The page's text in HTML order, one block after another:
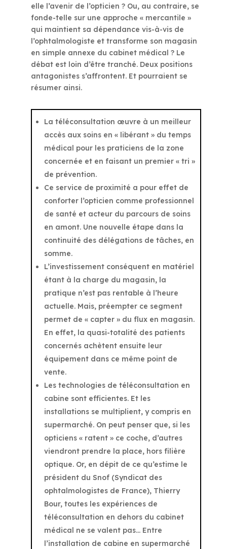
elle l’avenir de l’opticien ? Ou, au contraire, se
fonde-telle sur une approche « mercantile »
qui maintient sa dépendance vis-à-vis de
l’ophtalmologiste et transforme son magasin
en simple annexe du cabinet médical ? Le
débat est loin d’être tranché. Deux positions
antagonistes s’affrontent. Et pourraient se
résumer ainsi.
La téléconsultation œuvre à un meilleur
accès aux soins en « libérant » du temps
médical pour les praticiens de la zone
concernée et en faisant un premier « tri »
de prévention.
Ce service de proximité a pour effet de
conforter l’opticien comme professionnel
de santé et acteur du parcours de soins
en amont. Une nouvelle étape dans la
continuité des délégations de tâches, en
somme.
L’investissement conséquent en matériel
étant à la charge du magasin, la
pratique n’est pas rentable à l’heure
actuelle. Mais, préempter ce segment
permet de « capter » du flux en magasin.
En effet, la quasi-totalité des patients
concernés achètent ensuite leur
équipement dans ce même point de
vente.
Les technologies de téléconsultation en
cabine sont efficientes. Et les
installations se multiplient, y compris en
supermarché. On peut penser que, si les
opticiens « ratent » ce coche, d’autres
viendront prendre la place, hors filière
optique. Or, en dépit de ce qu’estime le
président du Snof (Syndicat des
ophtalmologistes de France), Thierry
Bour, toutes les expériences de
téléconsultation en dehors du cabinet
médical ne se valent pas… Entre
l’installation de cabine en supermarché